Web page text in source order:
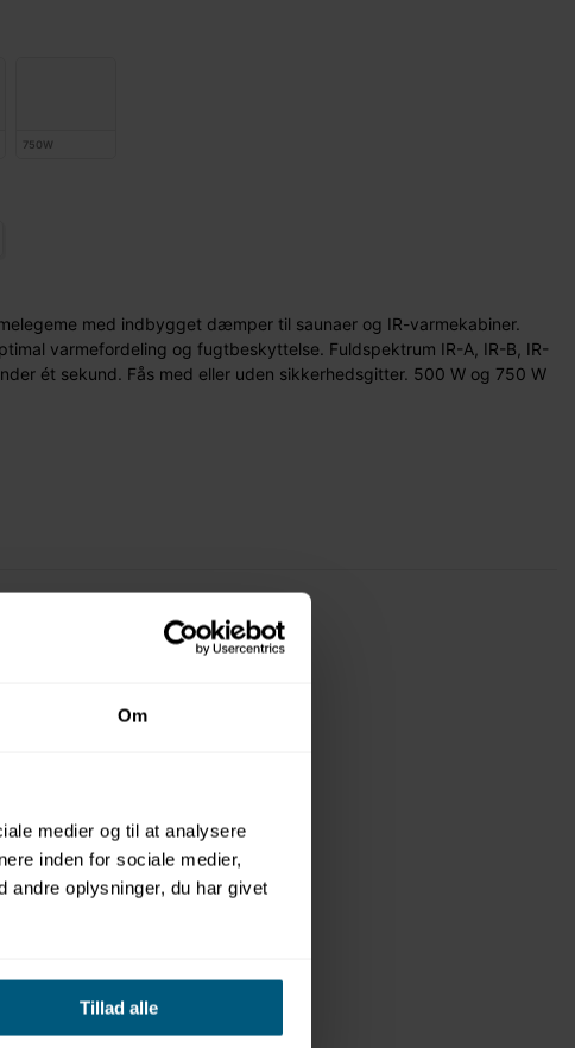
Om
medier og til at analysere
inden for sociale medier,
andre oplysninger, du har givet
Tillad alle
750W
med indbygget dæmper til saunaer og IR-varmekabiner.
varmefordeling og fugtbeskyttelse. Fuldspektrum IR-A, IR-B, IR-
ét sekund. Fås med eller uden sikkerhedsgitter. 500 W og 750 W